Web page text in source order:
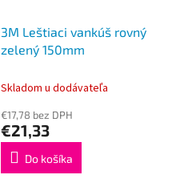
3M Leštiaci vankúš rovný
zelený 150mm
Skladom u dodávateľa
€17,78 bez DPH
€21,33
Do košíka